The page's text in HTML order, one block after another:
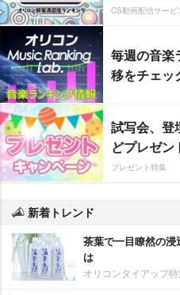
CS動画配信サービ
毎週の音楽
移をチェッ
試写会、登
どプレゼン
プレゼント特集
新着トレンド
茶葉で一目瞭然の浸
は
オリコンタイアップ特